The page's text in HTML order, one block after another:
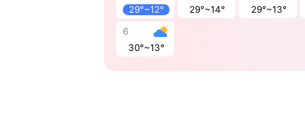
29°~12°
29°~14°
29°~13°
6
30°~13°